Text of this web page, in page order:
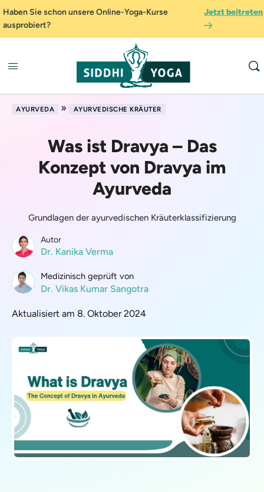
Haben Sie schon unsere Online-Yoga-Kurse
ausprobiert?
Jetzt beitreten
AYURVEDA » AYURVEDISCHE KRÄUTER
Was ist Dravya – Das
Konzept von Dravya im
Ayurveda
Grundlagen der ayurvedischen Kräuterklassifizierung
Autor
Dr. Kanika Verma
Medizinisch geprüft von
Dr. Vikas Kumar Sangotra
Aktualisiert am 8. Oktober 2024